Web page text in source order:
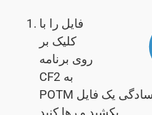
فایل را با
کلیک بر
روی برنامه
CF2 به
POTM انتخاب کنید یا به سادگی یک فایل CF2 را